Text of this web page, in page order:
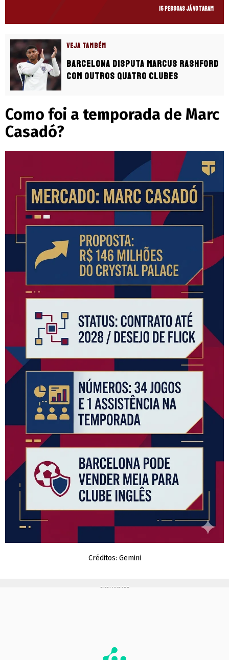
15 pessoas já votaram
VEJA TAMBÉM
Barcelona disputa Marcus Rashford
com outros quatro clubes
Como foi a temporada de Marc
Casadó?
Créditos: Gemini
PUBLICIDADE